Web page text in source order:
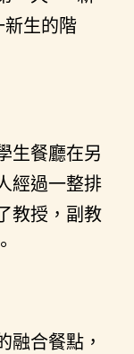
生的階
生餐廳在另
經過一整排
教授，副教
融合餐點，